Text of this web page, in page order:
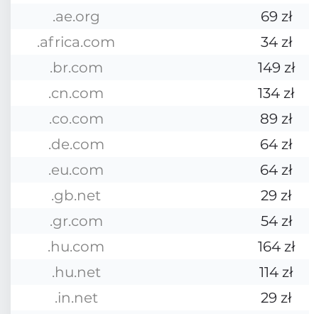
.ae.org
69 zł
.africa.com
34 zł
.br.com
149 zł
.cn.com
134 zł
.co.com
89 zł
.de.com
64 zł
.eu.com
64 zł
.gb.net
29 zł
.gr.com
54 zł
.hu.com
164 zł
.hu.net
114 zł
.in.net
29 zł